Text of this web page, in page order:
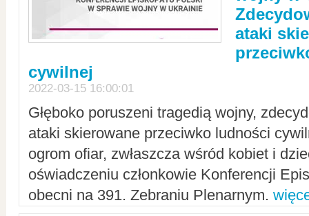
ataki
cywilnej
2022-03-15 16:00:01
Głęboko poruszeni tragedią wojny,
ataki skierowane przeciwko ludności
ogrom ofiar, zwłaszcza wśród kobiet i
oświadczeniu członkowie Konferencji
obecni na 391. Zebraniu Plenarnym.